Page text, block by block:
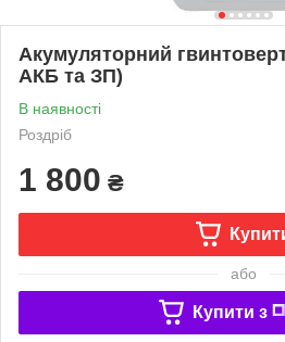
Акумуляторний
АКБ та ЗП)
В наявності
Роздріб
1 800 ₴
або
Купити з